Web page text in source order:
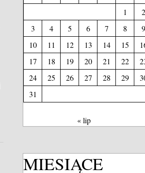
1
2
3
4 5 6 7 8
9
10
11 12 13 14 15
17
18 19 20 21 22
24
25 26 27 28 29
31
« lip
MIESIĄCE